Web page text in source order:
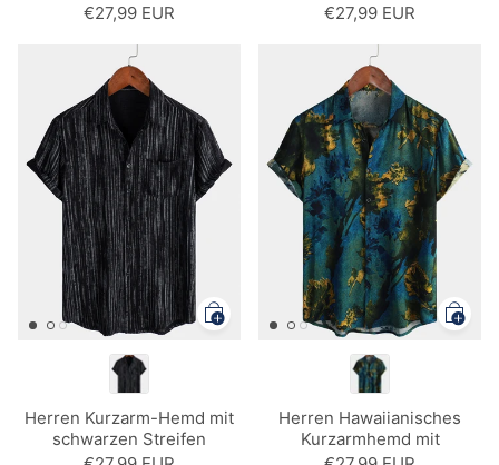
Blumenmuster Vintage-Stil
€27,99 EUR €27,99 EUR
Herren Kurzarm-Hemd mit
schwarzen Streifen
Herren Hawaiianisches
Kurzarmhemd mit
Blumenmuster